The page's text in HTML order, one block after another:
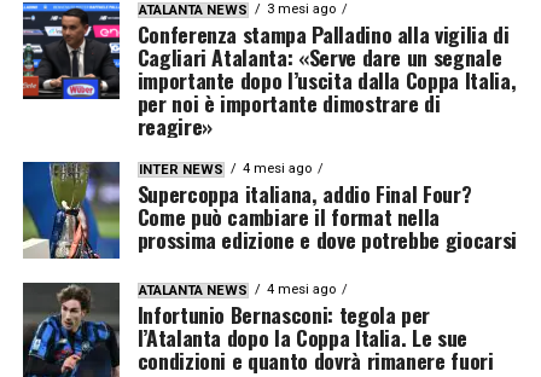
ATALANTA NEWS 3 mesi ago
Conferenza stampa Palladino alla vigilia di
Cagliari Atalanta: «Serve dare un segnale
importante dopo l’uscita dalla Coppa Italia,
per noi è importante dimostrare di
reagire»
INTER NEWS 4 mesi ago
Supercoppa italiana, addio Final Four?
Come può cambiare il format nella
prossima edizione e dove potrebbe giocarsi
ATALANTA NEWS 4 mesi ago
Infortunio Bernasconi: tegola per
l’Atalanta dopo la Coppa Italia. Le sue
condizioni e quanto dovrà rimanere fuori